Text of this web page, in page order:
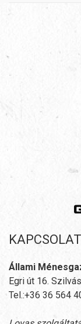
KAPCSOLAT
Állami
Egri út 16.
Tel.:+36 36 564